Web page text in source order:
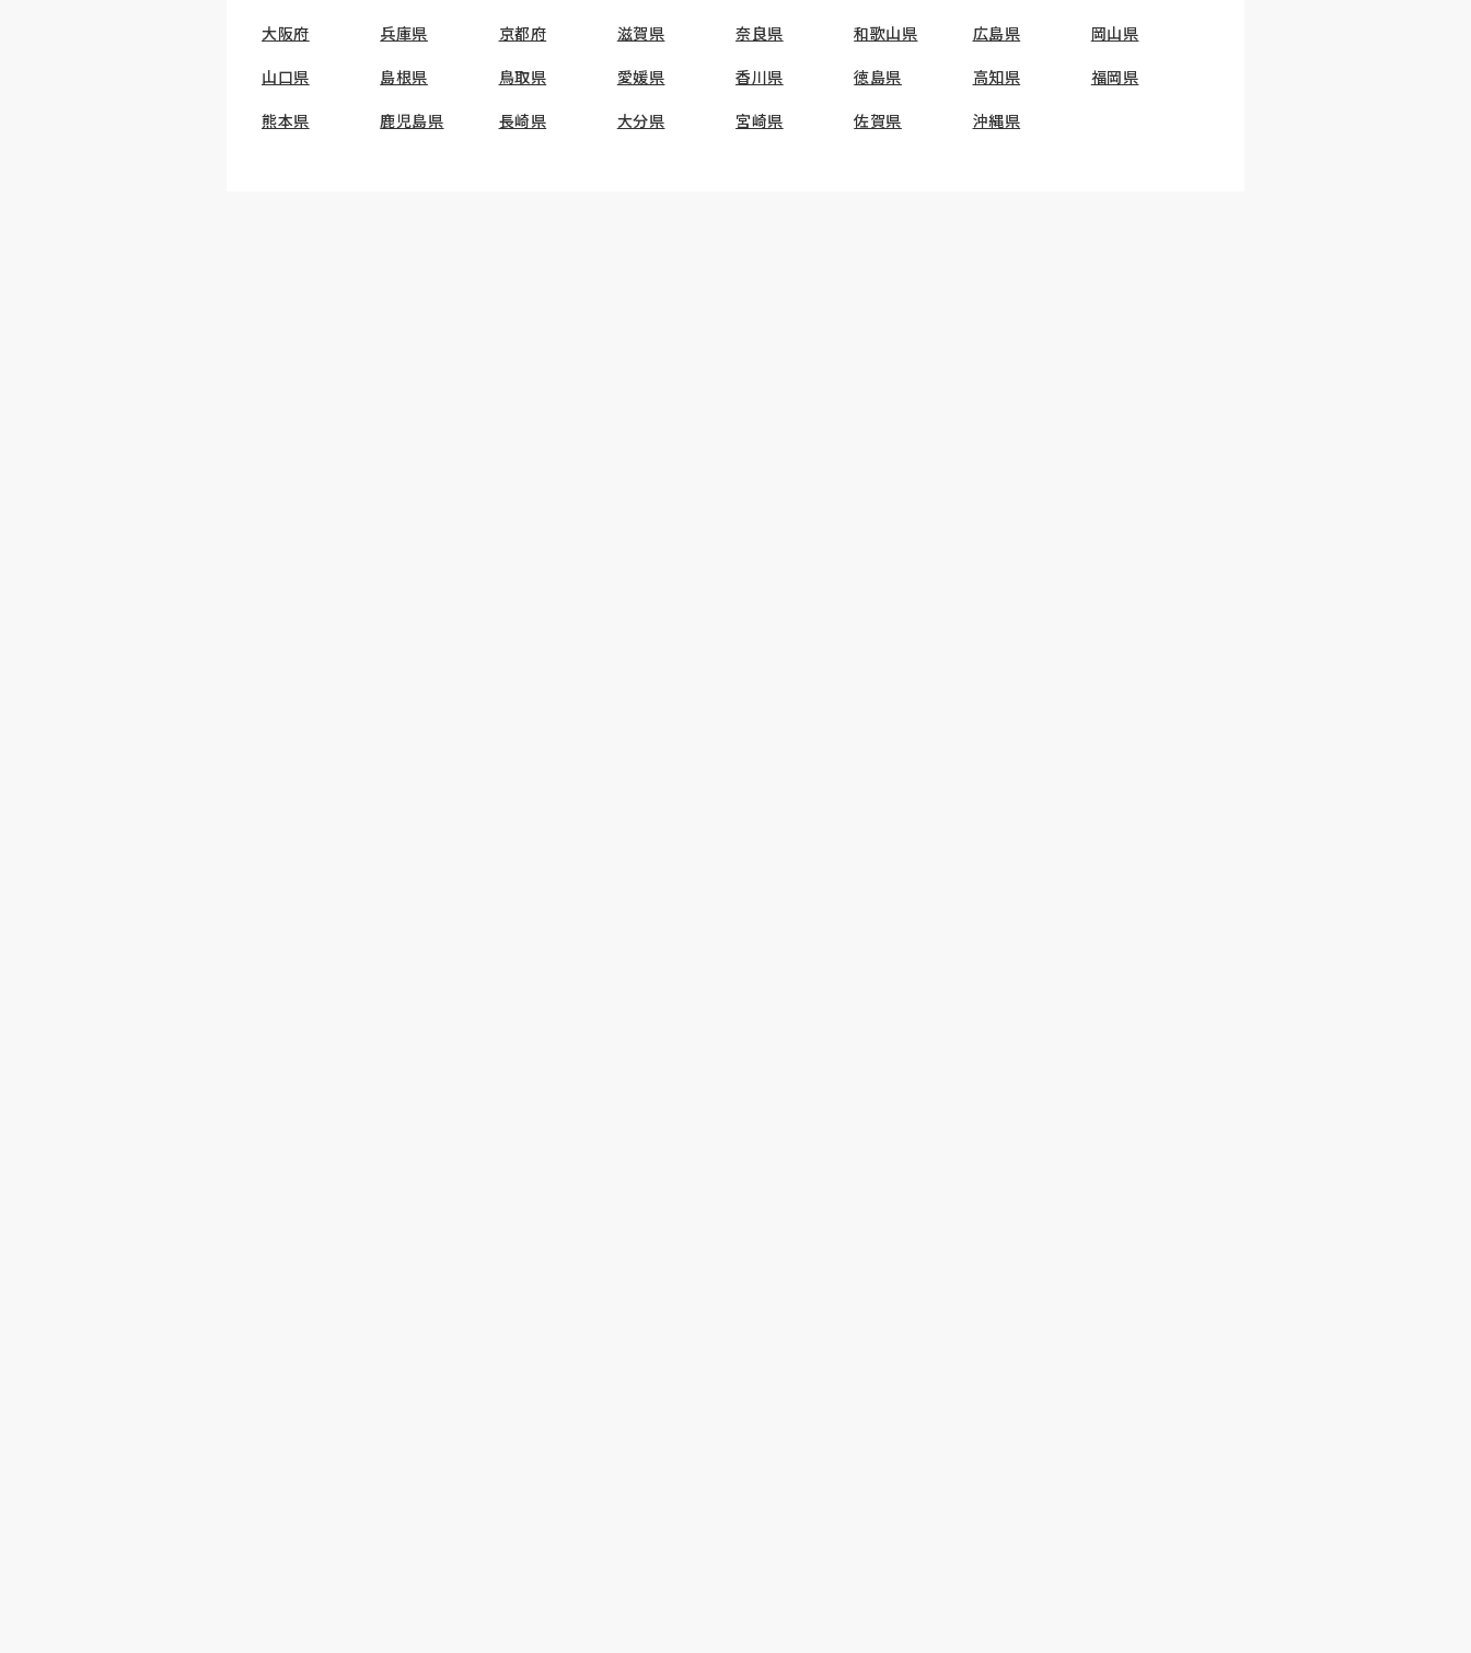
大阪府 兵庫県 京都府 滋賀県 奈良県 和歌山県 広島県 岡山県
山口県 島根県 鳥取県 愛媛県 香川県 徳島県 高知県 福岡県
熊本県 鹿児島県 長崎県 大分県 宮崎県 佐賀県 沖縄県